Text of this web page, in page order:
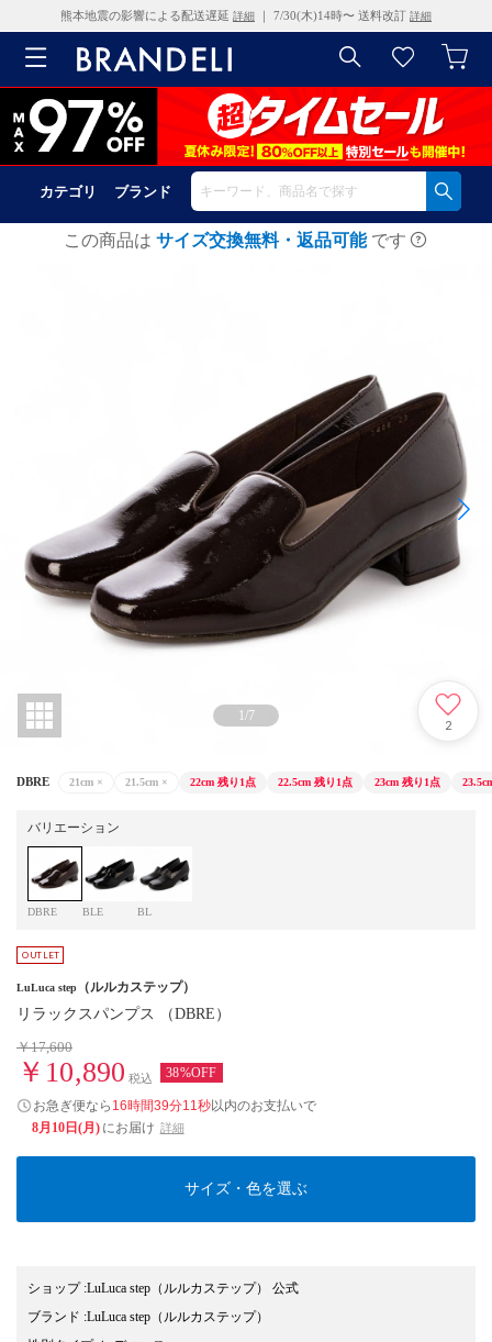
熊本地震の影響による配送遅延 詳細 ｜ 7/30(木)14時〜 送料改訂 詳細
カテゴリ ブランド
この商品は サイズ交換無料・返品可能 です
1/7
2
DBRE 21cm × 21.5cm × 22cm 残り1点 22.5cm 残り1点 23cm 残り1点
バリエーション
DBRE BLE BL
LuLuca step （ルルカステップ）
リラックスパンプス （DBRE）
￥17,600
￥10,890 税込 38%OFF
お急ぎ便なら 16時間39分10秒以内のお支払いで
8月10日(月) にお届け 詳細
サイズ・色を選ぶ
ショップ:LuLuca step（ルルカステップ） 公式
ブランド :LuLuca step （ルルカステップ）